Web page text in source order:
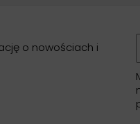
o nowościach i